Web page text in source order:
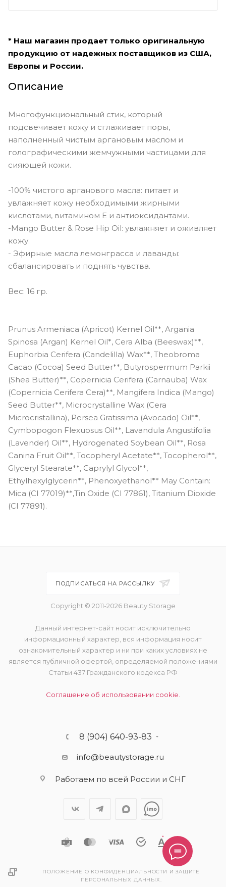
* Наш магазин продает только оригинальную
продукцию от надежных поставщиков из США,
Европы и России.
Описание
Многофункциональный стик, который
подсвечивает кожу и сглаживает поры,
наполненный чистым аргановым маслом и
голографическими жемчужными частицами для
сияющей кожи.
-100% чистого арганового масла: питает и
увлажняет кожу необходимыми жирными
кислотами, витамином Е и антиоксидантами.
-Mango Butter & Rose Hip Oil: увлажняет и оживляет
кожу.
- Эфирные масла лемонграсса и лаванды:
сбалансировать и поднять чувства.
Вес: 16 гр.
Prunus Armeniaca (Apricot) Kernel Oil**, Argania
Spinosa (Argan) Kernel Oil*, Cera Alba (Beeswax)**,
Euphorbia Cerifera (Candelilla) Wax**, Theobroma
Cacao (Cocoa) Seed Butter**, Butyrospermum Parkii
(Shea Butter)**, Copernicia Cerifera (Carnauba) Wax
(Copernicia Cerifera Cera)**, Mangifera Indica (Mango)
Seed Butter**, Microcrystalline Wax (Cera
Microcristallina), Persea Gratissima (Avocado) Oil**,
Cymbopogon Flexuosus Oil**, Lavandula Angustifolia
(Lavender) Oil**, Hydrogenated Soybean Oil**, Rosa
Canina Fruit Oil**, Tocopheryl Acetate**, Tocopherol**,
Glyceryl Stearate**, Caprylyl Glycol**,
Ethylhexylglycerin**, Phenoxyethanol** May Contain:
Mica (CI 77019)**,Tin Oxide (CI 77861), Titanium Dioxide
(CI 77891).
ПОДПИСАТЬСЯ НА РАССЫЛКУ
Copyright © 2011-2026 Beauty Storage
Данный интернет-сайт носит исключительно
информационный характер, вся информация носит
ознакомительный характер и ни при каких условиях не
является публичной офертой, определяемой положениями
Статьи 437 Гражданского кодекса РФ
Соглашение об использовании cookie.
8 (904) 640-93-83
info@beautystorage.ru
Работаем по всей России и СНГ
ПОЛОЖЕНИЕ О КОНФИДЕНЦИАЛЬНОСТИ И ЗАЩИТЕ
ПЕРСОНАЛЬНЫХ ДАННЫХ.